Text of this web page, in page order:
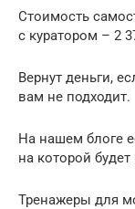
Стоимость
с куратором – 2
Вернут деньги,
вам не подходит.
На нашем блоге
на которой
Тренажеры для